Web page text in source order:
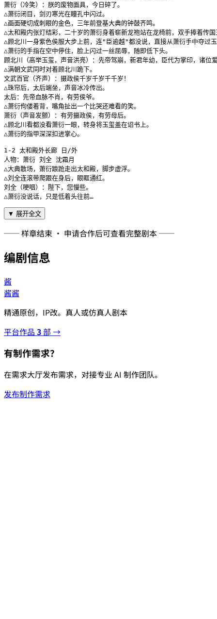
萧衍（冷笑）：朕的废物面具，今日碎了。
△萧衍闭目，剑刃寒光在瞳孔中闪过。
△画面硬切成刺眼的金色，三年前登基大典的钟鼓齐鸣。
△太和殿内张灯结彩，二十岁的萧衍身着崭新龙袍站在龙椅前，双手捧着传
△顾北川一身紫色侯服大步上前，连"臣逾越"都没说，直接从萧衍手中夺过
△萧衍的手指在空中停住，脸上闪过一丝屈辱，随即低下头。
顾北川（高举玉玺，声音洪亮）：先帝驾崩，新君年幼，臣代为掌印，诸位
△满朝文武同时对着顾北川跪下。
文武百官（齐声）：摄政侯千岁千岁千千岁！
△珠帘后，太后端坐，声音冰冷传出。
太后：先帝血脉不肖，有劳侯爷。
△萧衍佝偻着背，嘴角扯出一个比哭还难看的笑。
萧衍（声音发颤）：有劳摄政侯，有劳母后。
△顾北川看都没看萧衍一眼，转身将玉玺盖在诏书上。
△萧衍的指甲深深扣进掌心。
1-2 太和殿外长廊 日/外
人物：萧衍 刘全 沈霜月
△大典散场，萧衍踉跄走出太和殿，脚步虚浮。
△刘全连滚带爬跟在身后，眼眶通红。
刘全（哽咽）：陛下，您慢些。
△萧衍没说话，只是低着头往前…
▼ 展开全文
── 样章结束 · 申请合作后可查看完整剧本 ──
编剧信息
酱
酱酱
精通原创，IP改。真人或仿真人剧本
平台作品 3部 →
有制作需求？
在需求大厅发布需求，对接专业 AI 制作团队。
发布制作需求